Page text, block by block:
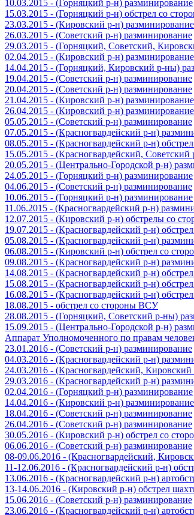
10.03.2015 - (Горняцкий р-н) разминирование
15.03.2015 - (Горняцкий р-н) обстрел со
23.03.2015 - (Кировский р-н) разминирование
26.03.2015 - (Советский р-н) разминирование
29.03.2015 - (Горняцкий, Советский,
02.04.2015 - (Кировский р-н) разминирование
14.04.2015 - (Горняцкий, Кировский р-ны)
19.04.2015 - (Советский р-н) разминирование
20.04.2015 - (Советский р-н) разминирование
21.04.2015 - (Кировский р-н) разминирование
26.04.2015 - (Кировский р-н) разминирование
05.05.2015 - (Советский р-н) разминирование
07.05.2015 - (Красногвардейский р-н)
08.05.2015 - (Красногвардейский р-н)
15.05.2015 - (Красногвардейский,
20.05.2015 - (Центрально-Городской р-н)
24.05.2015 - (Горняцкий р-н) разминирование
04.06.2015 - (Советский р-н) разминирование
10.06.2015 - (Горняцкий р-н) разминирование
11.06.2015 - (Красногвардейский р-н)
12.07.2015 - (Кировский р-н) обстрелы со
19.07.2015 - (Красногвардейский р-н)
05.08.2015 - (Красногвардейский р-н)
06.08.2015 - (Кировский р-н) обстрел со
09.08.2015 - (Красногвардейский р-н)
14.08.2015 - (Красногвардейский р-н)
15.08.2015 - (Красногвардейский р-н)
16.08.2015 - (Красногвардейский р-н)
18.08.2015 - обстрел со стороны ВСУ
28.08.2015 - (Горняцкий, Советский р-ны)
15.09.2015 - (Центрально-Городской р-н)
Аппарат Уполномоченного по правам
23.01.2016 - (Советский р-н) разминирование
04.03.2016 - (Красногвардейский р-н)
24.03.2016 - (Красногвардейский,
29.03.2016 - (Красногвардейский р-н)
02.04.2016 - (Горняцкий р-н) разминирование
14.04.2016 - (Кировский р-н) разминирование
18.04.2016 - (Советский р-н) разминирование
26.04.2016 - (Советский р-н) разминирование
30.05.2016 - (Кировский р-н) обстрел со
06.06.2016 - (Советский р-н) разминирование
08-09.06.2016 - (Красногвардейский,
11-12.06.2016 - (Красногвардейский р-н)
13.06.2016 - (Красногвардейский р-н)
13-14.06.2016 - (Кировский р-н) обстрел
15.06.2016 - (Советский р-н) разминирование
23.06.2016 - (Красногвардейский р-н)